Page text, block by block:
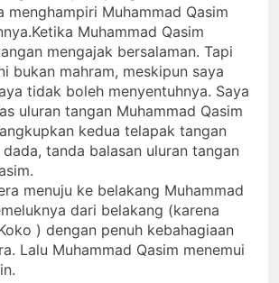
menghampiri Muhammad Qasim
Muhammad Qasim
mengajak bersalaman. Tapi
bukan mahram, meskipun saya
tidak boleh menyentuhnya. Saya
uluran tangan Muhammad Qasim
kedua telapak tangan
tanda balasan uluran tangan
menuju ke belakang Muhammad
dari belakang (karena
) dengan penuh kebahagiaan
Lalu Muhammad Qasim menemui